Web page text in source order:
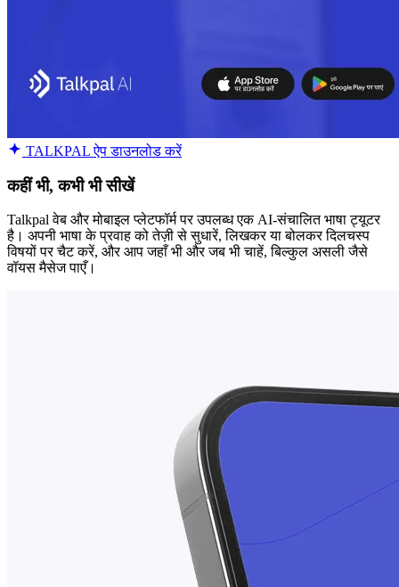
TALKPAL ऐप डाउनलोड करें
कहीं भी, कभी भी सीखें
Talkpal वेब और मोबाइल प्लेटफॉर्म पर उपलब्ध एक AI-संचालित भाषा ट्यूटर
है। अपनी भाषा के प्रवाह को तेज़ी से सुधारें, लिखकर या बोलकर दिलचस्प
विषयों पर चैट करें, और आप जहाँ भी और जब भी चाहें, बिल्कुल असली जैसे
वॉयस मैसेज पाएँ।